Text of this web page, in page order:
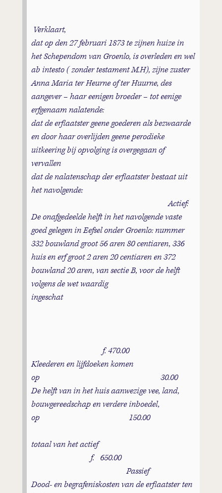
Verklaart,
dat op den 27 februari 1873 te zijnen huize in
het Schependom van Groenlo, is overleden en wel
ab intesto ( zonder testament M.H), zijne zuster
Anna Maria ter Heurne of ter Huurne, des
aangever – haar eenigen broeder – tot eenige
erfgenaam nalatende:
dat de erflaatster geene goederen als bezwaarde
en door haar overlijden geene perodieke
uitkeering bij opvolging is overgegaan of
vervallen
dat de nalatenschap der erflaatster bestaat uit
het navolgende:
Actief:
De onafgedeelde helft in het navolgende vaste
goed gelegen in Eefsel onder Groenlo: nummer
332 bouwland groot 56 aren 80 centiaren, 336
huis en erf groot 2 aren 20 centiaren en 372
bouwland 20 aren, van sectie B, voor de helft
volgens de wet waardig
ingeschat
f. 470.00
Kleederen en lijfdoeken komen
op 30.00
De helft van in het huis aanwezige vee, land,
bouwgereedschap en verdere inboedel,
op 150.00
totaal van het actief
f. 650.00
Passief
Dood- en begrafeniskosten van de erflaatster ten